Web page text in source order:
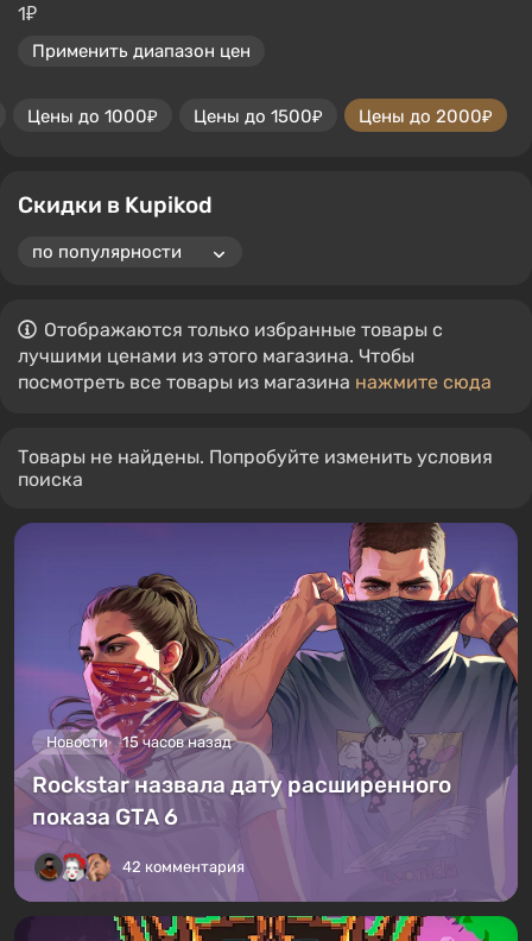
1₽
Применить диапазон цен
Цены до 1000₽ Цены до 1500₽ Цены до 2000₽
Скидки в Kupikod
Отображаются только избранные товары с
лучшими ценами из этого магазина. Чтобы
посмотреть все товары из магазина нажмите сюда
Товары не найдены. Попробуйте изменить условия
поиска
Новости 15 часов назад
Rockstar назвала дату расширенного
показа GTA 6
42 комментария